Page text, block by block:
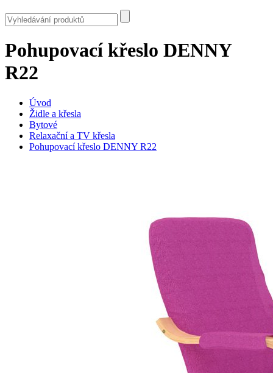
Pohupovací křeslo DENNY
R22
Úvod
Židle a křesla
Bytové
Relaxační a TV křesla
Pohupovací křeslo DENNY R22